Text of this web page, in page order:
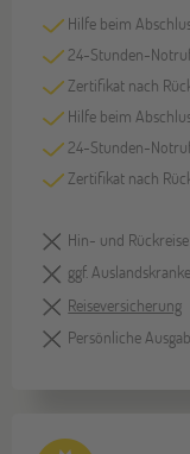
Hilfe beim
24-Stunden-
Zertifikat nach
Hilfe beim
24-Stunden-
Zertifikat nach
Hin- und
ggf.
Reiseversicherung
Persönliche